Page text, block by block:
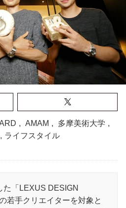
, AMAM , 多摩美術大学 ,
, ライフスタイル
た「LEXUS DESIGN
若手クリエイターを対象と